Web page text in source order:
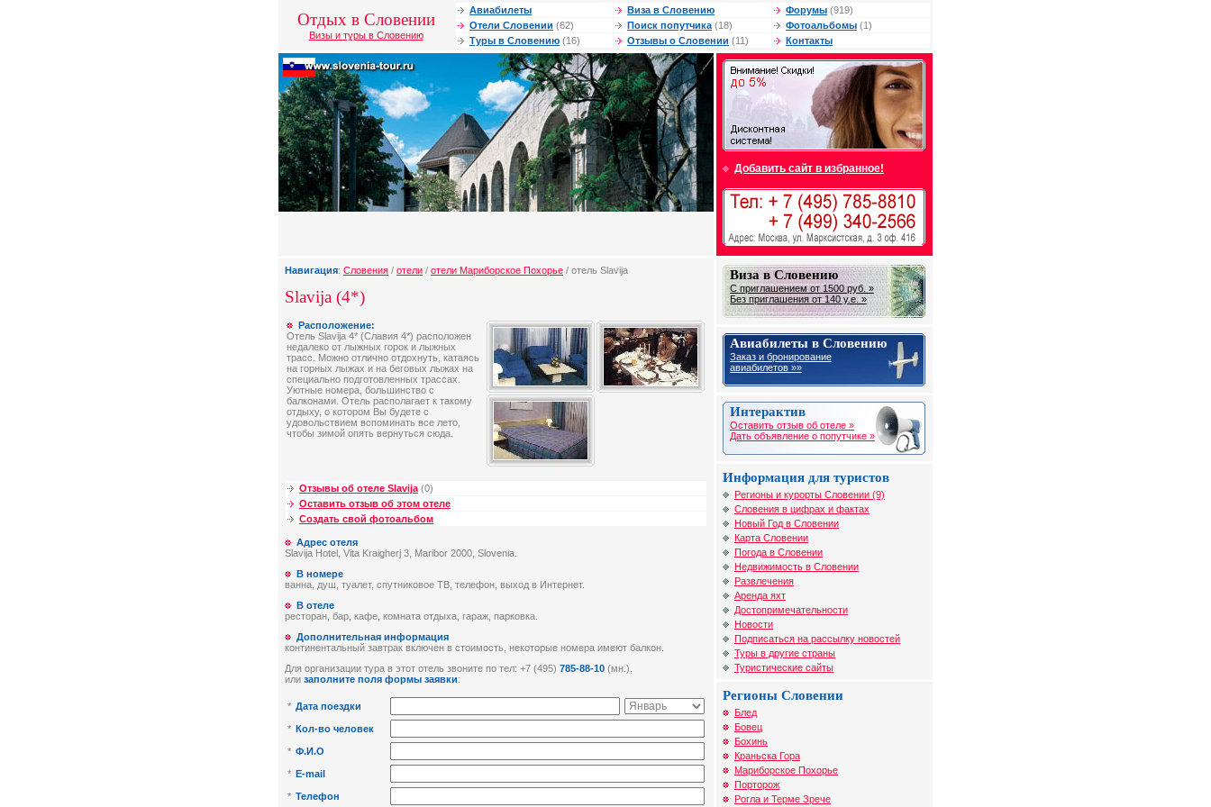
Отдых в Словении
Визы и туры в Словению
Авиабилеты Виза в Словению Форумы (919)
Отели Словении (62) Поиск попутчика (18) Фотоальбомы (1)
Туры в Словению (16) Отзывы о Словении (11) Контакты
Добавить сайт в избранное!
Навигация: Словения / отели / отели Мариборское Похорье / отель Slavija
Slavija (4*)
Расположение:
Отель Slavija 4* (Славия 4*) расположен
недалеко от лыжных горок и лыжных
трасс. Можно отлично отдохнуть, катаясь
на горных лыжах и на беговых лыжах на
специально подготовленных трассах.
Уютные номера, большинство с
балконами. Отель располагает к такому
отдыху, о котором Вы будете с
удовольствием вспоминать все лето,
чтобы зимой опять вернуться сюда.
Отзывы об отеле Slavija(0)
Оставить отзыв об этом отеле
Создать свой фотоальбом
Адрес отеля
Slavija Hotel, Vita Kraigherj 3, Maribor 2000, Slovenia.
В номере
ванна, душ, туалет, спутниковое ТВ, телефон, выход в Интернет.
В отеле
ресторан, бар, кафе, комната отдыха, гараж, парковка.
Дополнительная информация
континентальный завтрак включен в стоимость, некоторые номера имеют балкон.
Для организации тура в этот отель звоните по тел: +7 (495) 785-88-10 (мн.),
или заполните поля формы заявки:
* Дата поездки
* Кол-во человек
* Ф.И.О
* E-mail
* Телефон
Виза в Словению
С приглашением от 1500 руб. »
Без приглашения от 140 у.е. »
Авиабилеты в Словению
Заказ и бронирование
авиабилетов »»
Интерактив
Оставить отзыв об отеле »
Дать объявление о попутчике »
Информация для туристов
Регионы и курорты Словении (9)
Словения в цифрах и фактах
Новый Год в Словении
Карта Словении
Погода в Словении
Недвижимость в Словении
Развлечения
Аренда яхт
Достопримечательности
Новости
Подписаться на рассылку новостей
Туры в другие страны
Туристические сайты
Регионы Словении
Блед
Бовец
Бохинь
Краньска Гора
Мариборское Похорье
Порторож
Рогла и Терме Зрече